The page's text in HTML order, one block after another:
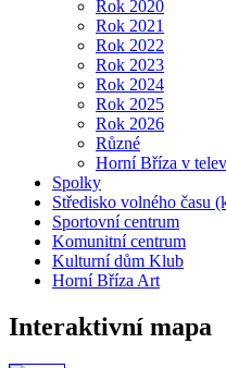
Rok 2020
Rok 2021
Rok 2022
Rok 2023
Rok 2024
Rok 2025
Rok 2026
Různé
Horní Bříza v
Spolky
Středisko volného času
Sportovní centrum
Komunitní centrum
Kulturní dům Klub
Horní Bříza Art
Interaktivní mapa